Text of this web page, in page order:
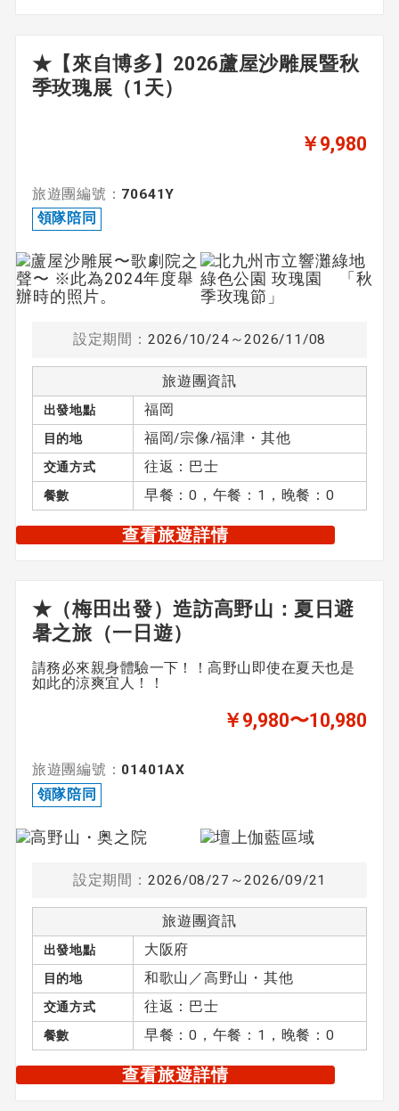
★【來自博多】2026蘆屋沙雕展暨秋
季玫瑰展（1天）
￥9,980
旅遊團編號： 70641Y
領隊陪同
設定期間： 2026/10/24～2026/11/08
旅遊團資訊
出發地點 福岡
目的地 福岡/宗像/福津・其他
交通方式 往返：巴士
餐數 早餐：0，午餐：1，晚餐：0
查看旅遊詳情
★（梅田出發）造訪高野山：夏日避
暑之旅（一日遊）
請務必來親身體驗一下！！高野山即使在夏天也是
如此的涼爽宜人！！
￥9,980〜10,980
旅遊團編號： 01401AX
領隊陪同
設定期間： 2026/08/27～2026/09/21
旅遊團資訊
出發地點 大阪府
目的地 和歌山／高野山・其他
交通方式 往返：巴士
餐數 早餐：0，午餐：1，晚餐：0
查看旅遊詳情